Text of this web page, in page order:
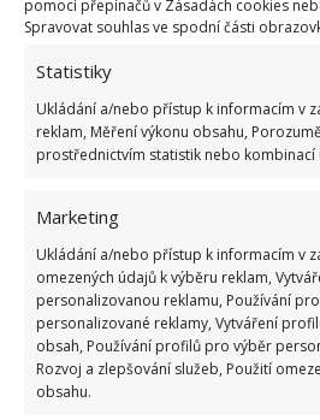
pomocí přepínačů v Zásadách cookies
Spravovat souhlas ve spodní části
Statistiky
Ukládání a/nebo přístup k informacím v
reklam, Měření výkonu obsahu,
prostřednictvím statistik nebo kombinací
Marketing
Ukládání a/nebo přístup k informacím v
omezených údajů k výběru reklam,
personalizovanou reklamu, Používání
personalizované reklamy, Vytváření
obsah, Používání profilů pro výběr
Rozvoj a zlepšování služeb, Použití
obsahu.
Jaký druh matrace
bolestí kloubů nebo zad?
Dobrá matrace vám musí
oporu a zároveň komfort.
případě doporučuje tvrdší
záda ve správné rovině a
páteře a kloubů. Obecně lze
tvrdší by měla matrace být.
Obrázek: pexels